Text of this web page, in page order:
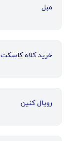
مبل
خرید کلاه کاسکت
رویال کنین